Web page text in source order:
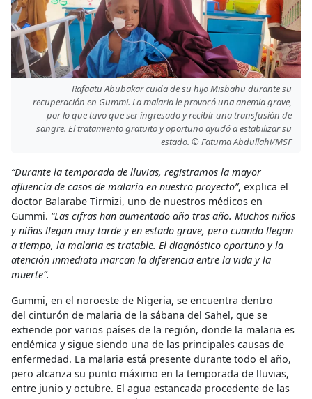
Rafaatu Abubakar cuida de su hijo Misbahu durante su
recuperación en Gummi. La malaria le provocó una anemia grave,
por lo que tuvo que ser ingresado y recibir una transfusión de
sangre. El tratamiento gratuito y oportuno ayudó a estabilizar su
estado. © Fatuma Abdullahi/MSF
“Durante la temporada de lluvias, registramos la mayor
afluencia de casos de malaria en nuestro proyecto”, explica el
doctor Balarabe Tirmizi, uno de nuestros médicos en
Gummi. “Las cifras han aumentado año tras año. Muchos niños
y niñas llegan muy tarde y en estado grave, pero cuando llegan
a tiempo, la malaria es tratable. El diagnóstico oportuno y la
atención inmediata marcan la diferencia entre la vida y la
muerte”.
Gummi, en el noroeste de Nigeria, se encuentra dentro
del cinturón de malaria de la sábana del Sahel, que se
extiende por varios países de la región, donde la malaria es
endémica y sigue siendo una de las principales causas de
enfermedad. La malaria está presente durante todo el año,
pero alcanza su punto máximo en la temporada de lluvias,
entre junio y octubre. El agua estancada procedente de las